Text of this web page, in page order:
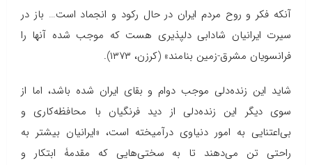
آنکه فکر و روح مردم ایران در حال رکود و انجماد است… باز در
سیرت ایرانیان شادابی دلپذیری هست که موجب شده آنها را
فرانسویان مشرق-زمین بنامند» (کرزن، ۱۳۷۳).
شاید این زنده‌دلی موجب دوام و بقای ایران شده باشد، اما از
سوی دیگر این زنده‌دلی از دید فرنگیان با محافظه‌کاری و
بی‌اعتنایی به امور دنیاوی درآمیخته است، «ایرانیان بیشتر به
راحتی تن می‌دهند تا به سختی‌هایی که مقدمۀ ابتکار و